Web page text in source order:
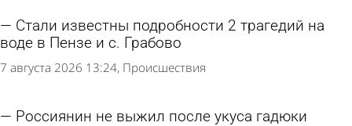
Стали известны подробности 2 трагедий на
воде в Пензе и с. Грабово
7 августа 2026 13:24 Происшествия
Россиянин не выжил после укуса гадюки